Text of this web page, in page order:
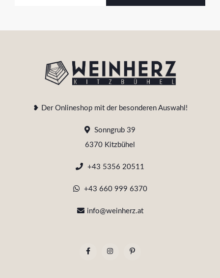
❥ Der Onlineshop mit der besonderen Auswahl!
Sonngrub 39
6370 Kitzbühel
+43 5356 20511
+43 660 999 6370
info@weinherz.at